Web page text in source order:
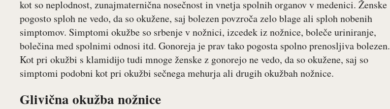
kot so neplodnost, zunajmaternična nosečnost in vnetja spolnih organov v medenici. Ženske
pogosto sploh ne vedo, da so okužene, saj bolezen povzroča zelo blage ali sploh nobenih
simptomov. Simptomi okužbe so srbenje v nožnici, izcedek iz nožnice, boleče uriniranje,
bolečina med spolnimi odnosi itd. Gonoreja je prav tako pogosta spolno prenosljiva bolezen.
Kot pri okužbi s klamidijo tudi mnoge ženske z gonorejo ne vedo, da so okužene, saj so
simptomi podobni kot pri okužbi sečnega mehurja ali drugih okužbah nožnice.
Glivična okužba nožnice